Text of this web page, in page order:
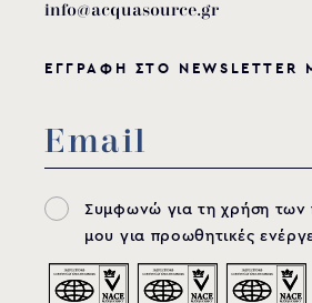
info@acquasource.gr
ΕΓΓΡΑΦΗ ΣΤΟ NEWSLETTER
Συμφωνώ για τη χρήση
μου για προωθητικές